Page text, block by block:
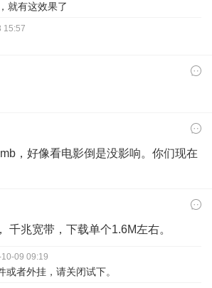
就有这效果了
15:57
，好像看电影倒是没影响。你们现在
千兆宽带，下载单个1.6M左右。
09 09:19
或者外挂，请关闭试下。